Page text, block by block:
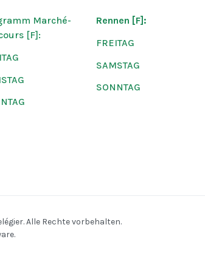
Marché-
[F]:
Rennen [F]:
FREITAG
SAMSTAG
SONNTAG
Alle Rechte vorbehalten.